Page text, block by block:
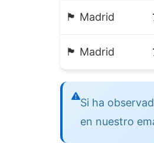
🏴 Madrid
🏴 Madrid
Si ha
en nuestro